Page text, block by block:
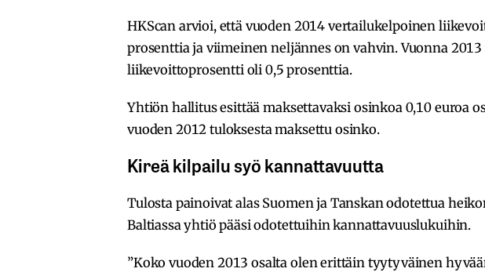
HKScan arvioi, että vuoden 2014 vertailukelpoinen
prosenttia ja viimeinen neljännes on vahvin. Vuonna
liikevoittoprosentti oli 0,5 prosenttia.
Yhtiön hallitus esittää maksettavaksi osinkoa 0,10 euroa
vuoden 2012 tuloksesta maksettu osinko.
Kireä kilpailu syö kannattavuutta
Tulosta painoivat alas Suomen ja Tanskan odotettua
Baltiassa yhtiö pääsi odotettuihin kannattavuuslukuihin.
”Koko vuoden 2013 osalta olen erittäin tyytyväinen